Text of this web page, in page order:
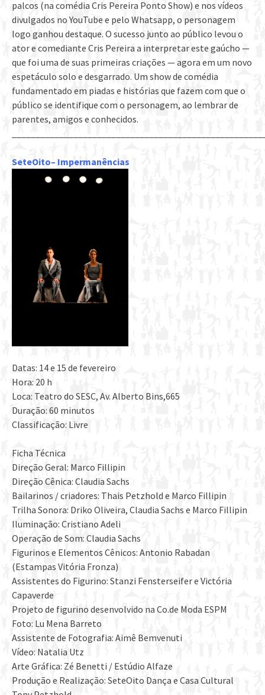
palcos (na comédia Cris Pereira Ponto Show) e nos vídeos
divulgados no YouTube e pelo Whatsapp, o personagem
logo ganhou destaque. O sucesso junto ao público levou o
ator e comediante Cris Pereira a interpretar este gaúcho —
que foi uma de suas primeiras criações — agora em um novo
espetáculo solo e desgarrado. Um show de comédia
fundamentado em piadas e histórias que fazem com que o
público se identifique com o personagem, ao lembrar de
parentes, amigos e conhecidos.
SeteOito– Impermanências
Datas: 14 e 15 de fevereiro
Hora: 20 h
Loca: Teatro do SESC, Av. Alberto Bins,665
Duração: 60 minutos
Classificação: Livre
Ficha Técnica
Direção Geral: Marco Fillipin
Direção Cênica: Claudia Sachs
Bailarinos / criadores: Thais Petzhold e Marco Fillipin
Trilha Sonora: Driko Oliveira, Claudia Sachs e Marco Fillipin
Iluminação: Cristiano Adeli
Operação de Som: Claudia Sachs
Figurinos e Elementos Cênicos: Antonio Rabadan
(Estampas Vitória Fronza)
Assistentes do Figurino: Stanzi Fensterseifer e Victória
Capaverde
Projeto de figurino desenvolvido na Co.de Moda ESPM
Foto: Lu Mena Barreto
Assistente de Fotografia: Aimê Bemvenuti
Vídeo: Natalia Utz
Arte Gráfica: Zé Benetti / Estúdio Alfaze
Produção e Realização: SeteOito Dança e Casa Cultural